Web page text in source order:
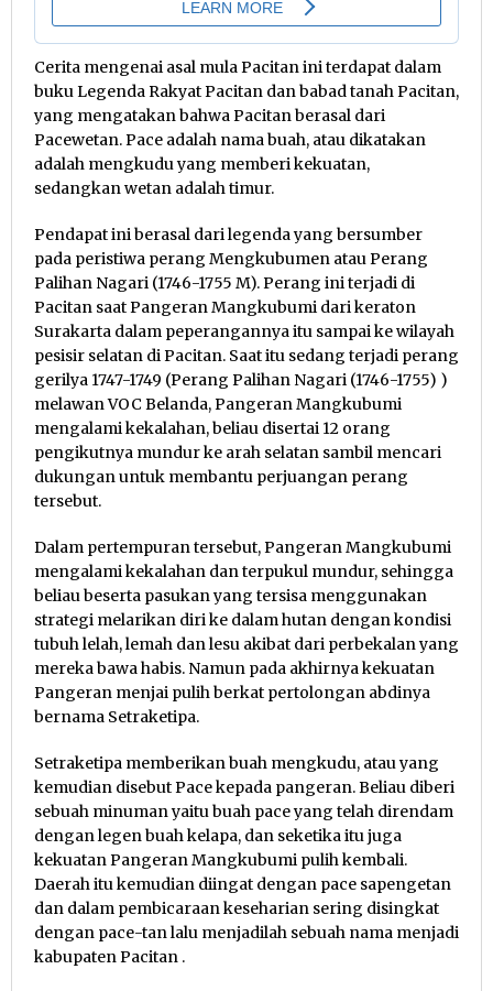
Cerita mengenai asal mula Pacitan ini terdapat dalam
buku Legenda Rakyat Pacitan dan babad tanah Pacitan,
yang mengatakan bahwa Pacitan berasal dari
Pacewetan. Pace adalah nama buah, atau dikatakan
adalah mengkudu yang memberi kekuatan,
sedangkan wetan adalah timur.
Pendapat ini berasal dari legenda yang bersumber
pada peristiwa perang Mengkubumen atau Perang
Palihan Nagari (1746-1755 M). Perang ini terjadi di
Pacitan saat Pangeran Mangkubumi dari keraton
Surakarta dalam peperangannya itu sampai ke wilayah
pesisir selatan di Pacitan. Saat itu sedang terjadi perang
gerilya 1747-1749 (Perang Palihan Nagari (1746-1755) )
melawan VOC Belanda, Pangeran Mangkubumi
mengalami kekalahan, beliau disertai 12 orang
pengikutnya mundur ke arah selatan sambil mencari
dukungan untuk membantu perjuangan perang
tersebut.
Dalam pertempuran tersebut, Pangeran Mangkubumi
mengalami kekalahan dan terpukul mundur, sehingga
beliau beserta pasukan yang tersisa menggunakan
strategi melarikan diri ke dalam hutan dengan kondisi
tubuh lelah, lemah dan lesu akibat dari perbekalan yang
mereka bawa habis. Namun pada akhirnya kekuatan
Pangeran menjai pulih berkat pertolongan abdinya
bernama Setraketipa.
Setraketipa memberikan buah mengkudu, atau yang
kemudian disebut Pace kepada pangeran. Beliau diberi
sebuah minuman yaitu buah pace yang telah direndam
dengan legen buah kelapa, dan seketika itu juga
kekuatan Pangeran Mangkubumi pulih kembali.
Daerah itu kemudian diingat dengan pace sapengetan
dan dalam pembicaraan keseharian sering disingkat
dengan pace-tan lalu menjadilah sebuah nama menjadi
kabupaten Pacitan .